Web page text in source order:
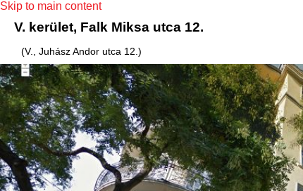
Skip to main content
V. kerület, Falk Miksa utca 12.
(V., Juhász Andor utca 12.)